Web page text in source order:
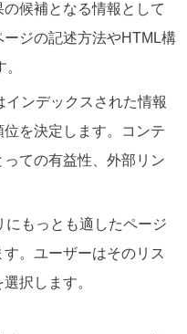
候補となる情報として
ジの記述方法やHTML構
インデックスされた情報
を決定します。コンテ
ての有益性、外部リン
にもっとも適したページ
。ユーザーはそのリス
択します。